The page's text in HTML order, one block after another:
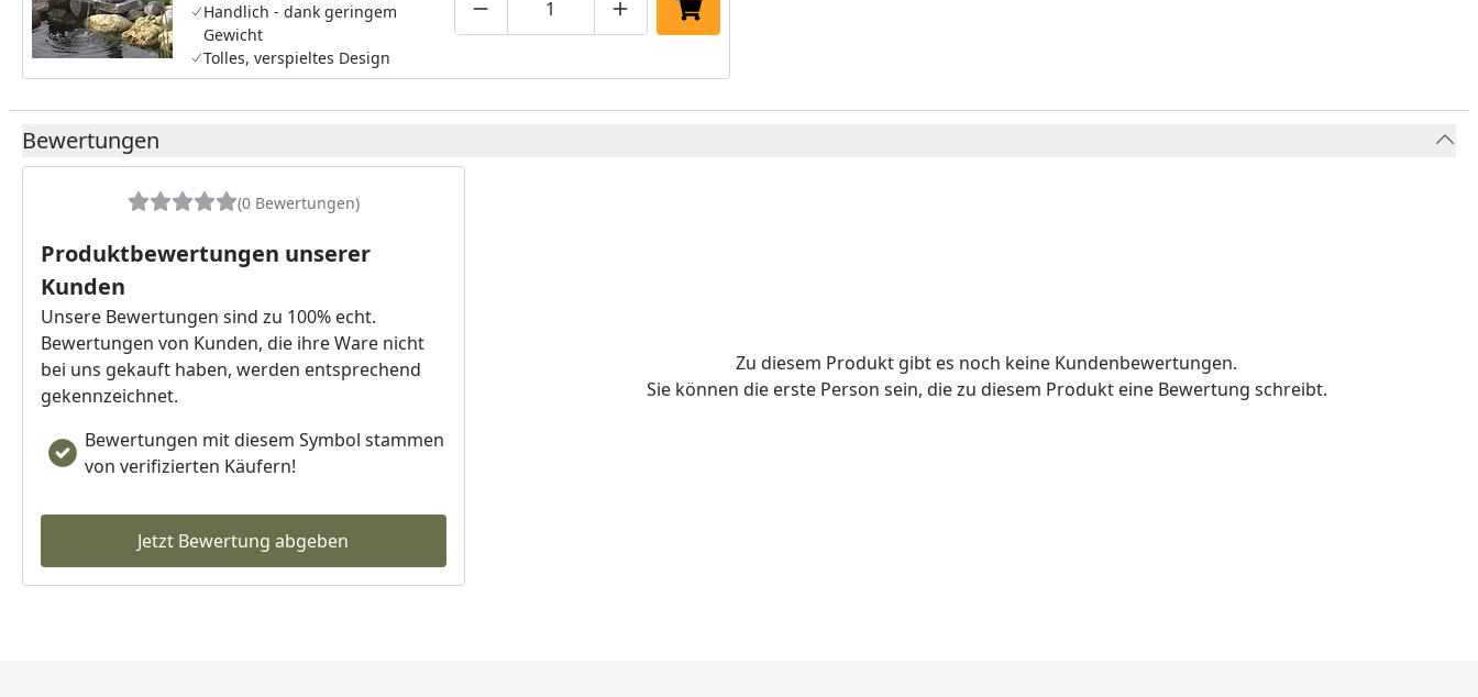
Handlich - dank geringem
Gewicht
Tolles, verspieltes Design
Produktmenge um eins verringern
Produktmenge manuell eingeben
Produktmenge um eins erhöhen
In den Einkaufswagen legen
Bewertungen
(0 Bewertungen)
Produktbewertungen unserer
Kunden
Unsere Bewertungen sind zu 100% echt.
Bewertungen von Kunden, die ihre Ware nicht
bei uns gekauft haben, werden entsprechend
gekennzeichnet.
Bewertungen mit diesem Symbol stammen
von verifizierten Käufern!
Jetzt Bewertung abgeben
Zu diesem Produkt gibt es noch keine Kundenbewertungen.
Sie können die erste Person sein, die zu diesem Produkt eine Bewertung schreibt.